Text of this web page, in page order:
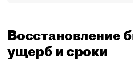
Восстановление
ущерб и сроки